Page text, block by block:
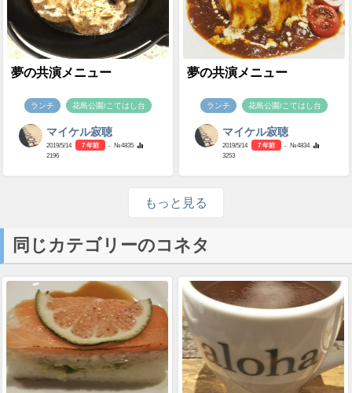
夢の共演メニュー
ランチ 花島公園/こてはし台
マイケル寂聴
2019/5/14 7 年前
- №4835
2196
夢の共演メニュー
ランチ 花島公園/こてはし台
マイケル寂聴
2019/5/14 7 年前
- №4834
3253
もっと見る
同じカテゴリーのコネタ